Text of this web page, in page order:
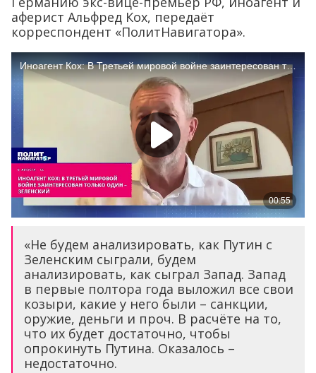
аферист Альфред Кох, передаёт
корреспондент «ПолитНавигатора».
«Не будем анализировать, как Путин с
Зеленским сыграли, будем
анализировать, как сыграл Запад. Запад
в первые полтора года выложил все свои
козыри, какие у него были – санкции,
оружие, деньги и проч. В расчёте на то,
что их будет достаточно, чтобы
опрокинуть Путина. Оказалось –
недостаточно.